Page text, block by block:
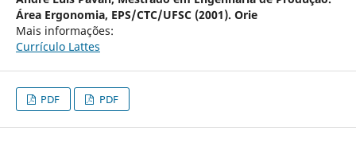
Área Ergonomia, EPS/CTC/UFSC (2001). Orie
Mais informações:
Currículo Lattes
PDF PDF